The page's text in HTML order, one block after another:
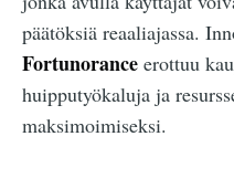
päätöksiä reaaliajassa.
Fortunorance erottuu
huipputyökaluja ja
maksimoimiseksi.